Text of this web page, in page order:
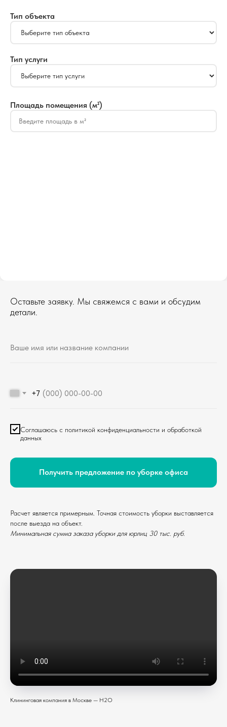
Тип объекта
Тип услуги
Площадь помещения (м²)
Оставьте заявку. Мы свяжемся с вами и обсудим
детали.
+7
Соглашаюсь с политикой конфиденциальности и обработкой
данных
Получить предложение по уборке офиса
Расчет является примерным. Точная стоимость уборки выставляется
после выезда на объект.
Минимальная сумма заказа уборки для юрлиц 30 тыс. руб.
Клининговая компания в Москве — H2O